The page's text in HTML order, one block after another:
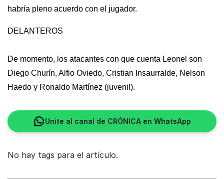
habría pleno acuerdo con el jugador.
DELANTEROS
De momento, los atacantes con que cuenta Leonel son
Diego Churín, Alfio Oviedo, Cristian Insaurralde, Nelson
Haedo y Ronaldo Martínez (juvenil).
Unite al canal de CRÓNICA en WhatsApp
No hay tags para el artículo.